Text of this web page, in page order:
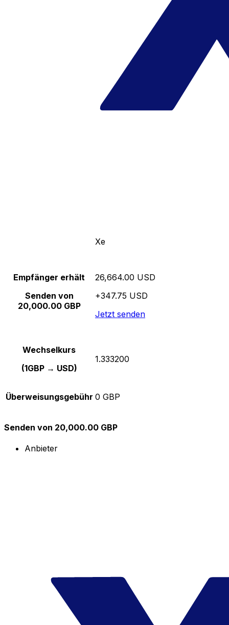
Xe
Empfänger erhält
Senden von
20,000.00 GBP
26,664.00 USD
+347.75 USD
Jetzt senden
Wechselkurs
(1GBP → USD)
1.333200
Überweisungsgebühr 0 GBP
Senden von 20,000.00 GBP
Anbieter